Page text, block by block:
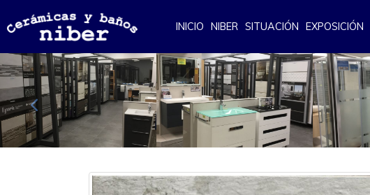
INICIO NIBER SITUACIÓN EXPOSICIÓN
Anterior